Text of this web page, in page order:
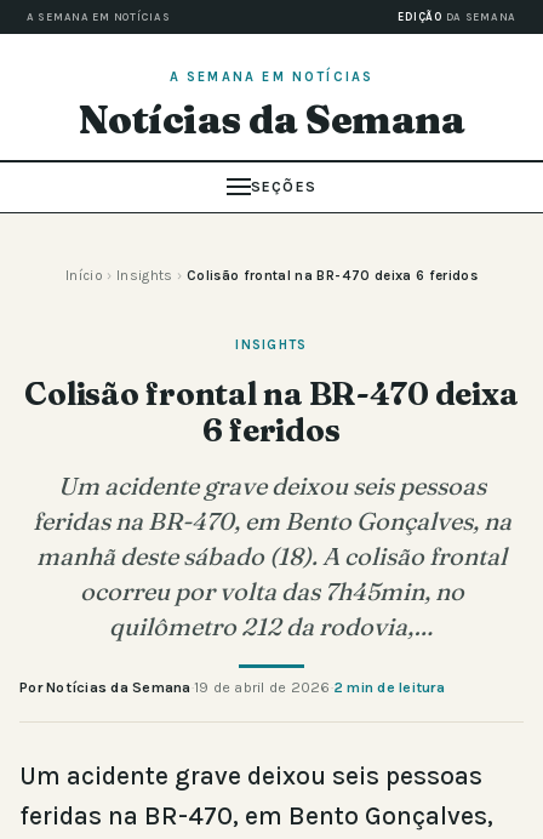
A SEMANA EM NOTÍCIAS EDIÇÃO DA SEMANA
A SEMANA EM NOTÍCIAS
Notícias da Semana
SEÇÕES
Início › Insights › Colisão frontal na BR-470 deixa 6 feridos
INSIGHTS
Colisão frontal na BR-470 deixa
6 feridos
Um acidente grave deixou seis pessoas
feridas na BR-470, em Bento Gonçalves, na
manhã deste sábado (18). A colisão frontal
ocorreu por volta das 7h45min, no
quilômetro 212 da rodovia,…
Por Notícias da Semana·19 de abril de 2026·2 min de leitura
Um acidente grave deixou seis pessoas
feridas na BR-470, em Bento Gonçalves,